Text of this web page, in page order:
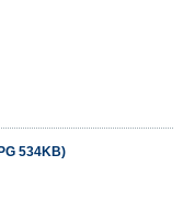
534KB)